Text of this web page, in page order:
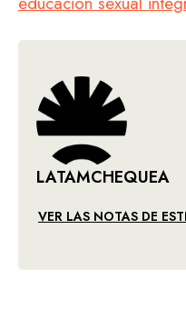
LATAMCHEQUEA
VER LAS NOTAS DE